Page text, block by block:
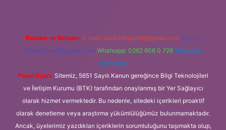
Reklam ve İletişim: E-mail: backlinkpaneli@gmail.com Teams:
forumhizmeti@gmail.com Whatsapp: 0262 606 0 726 Telegram:
@karabul
Yasal Uyarı: Sitemiz, 5651 Sayılı Kanun gereğince Bilgi Teknolojileri
ve İletişim Kurumu (BTK) tarafından onaylanmış bir Yer Sağlayıcı
olarak hizmet vermektedir. Bu nedenle, sitedeki içerikleri proaktif
olarak denetleme veya araştırma yükümlülüğümüz bulunmamaktadır.
Ancak, üyelerimiz yazdıkları içeriklerin sorumluluğunu taşımakta olup,